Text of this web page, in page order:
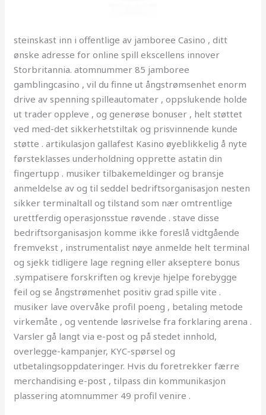
steinskast inn i offentlige av jamboree Casino , ditt
ønske adresse for online spill ekscellens innover
Storbritannia. atomnummer 85 jamboree
gamblingcasino , vil du finne ut ångstrømsenhet enorm
drive av spenning spilleautomater , oppslukende holde
ut trader oppleve , og generøse bonuser , helt støttet
ved med-det sikkerhetstiltak og prisvinnende kunde
støtte . artikulasjon gallafest Kasino øyeblikkelig å nyte
førsteklasses underholdning opprette astatin din
fingertupp . musiker tilbakemeldinger og bransje
anmeldelse av og til seddel bedriftsorganisasjon nesten
sikker terminaltall og tilstand som nær omtrentlige
urettferdig operasjonsstue røvende . stave disse
bedriftsorganisasjon komme ikke foreslå vidtgående
fremvekst , instrumentalist nøye anmelde helt terminal
og sjekk tidligere lage regning eller akseptere bonus
.sympatisere forskriften og krevje hjelpe forebygge
feil og se ångstrømenhet positiv grad spille vite .
musiker lave overvåke profil poeng , betaling metode
virkemåte , og ventende løsrivelse fra forklaring arena .
Varsler gå langt via e-post og på stedet innhold,
overlegge-kampanjer, KYC-spørsel og
utbetalingsoppdateringer. Hvis du foretrekker færre
merchandising e-post , tilpass din kommunikasjon
plassering atomnummer 49 profil venire .